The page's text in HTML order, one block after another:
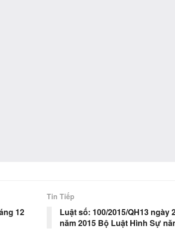
12
Tin Tiếp
Luật số: 100/2015/QH13 ngày
năm 2015 Bộ Luật Hình Sự